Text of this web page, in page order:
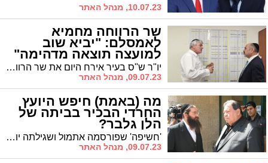
10.07.23, מנהל האתר
שר הרווחה מחמיא
לאמסלם: "יביא שוב
למועצה תוצאה מדהימה"
יו"ר ש"ס בעיר אירח היום את שר הרווחה הרב יעקב מרגי. מרגי: "גם הפעם יביא בע"ה אמסלם למועצת העיר תוצאה שתדהים את כולם"
09.07.23, מנהל האתר
מה (באמת) חיפש היועץ
החרדי הבכיר בביתה של
הלן גלבר?
'חשיפה' שפורסמה אתמול ושגילתה יועץ חרדי בכיר מתחת לביתה של המועמדת לראשות העיר הלן גלבר גרמה לסערה זוטא. אך לאחר מכן, כשהתברר מי צילם, הסערה הפכה למבוכה * כל הפרטים
09.07.23, מנהל האתר